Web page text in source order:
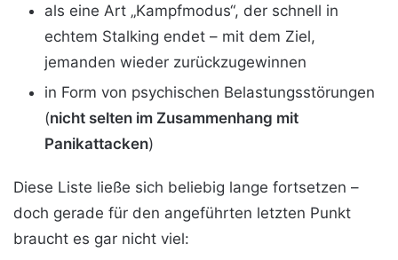
als eine Art „Kampfmodus“, der schnell in
echtem Stalking endet – mit dem Ziel,
jemanden wieder zurückzugewinnen
in Form von psychischen Belastungsstörungen
(nicht selten im Zusammenhang mit
Panikattacken)
Diese Liste ließe sich beliebig lange fortsetzen –
doch gerade für den angeführten letzten Punkt
braucht es gar nicht viel: